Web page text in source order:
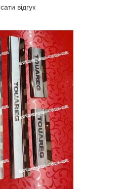
відгук